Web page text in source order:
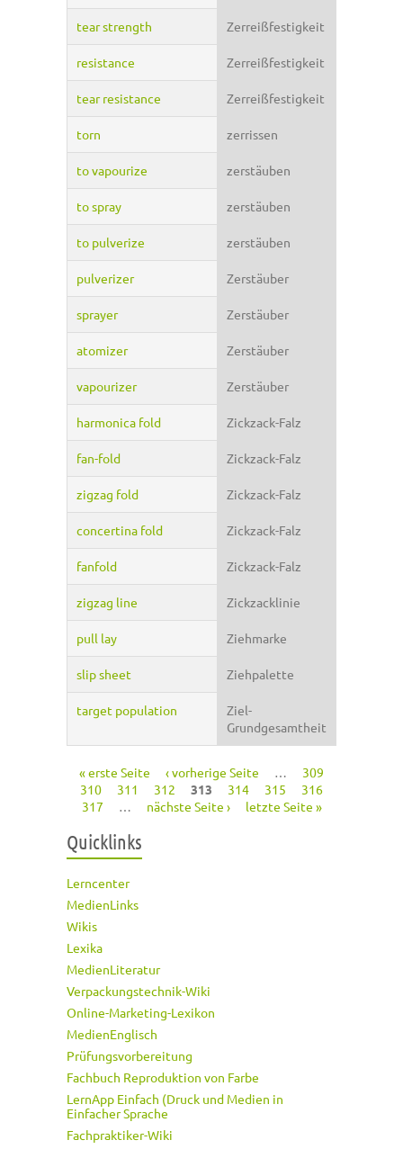
tear strength Zerreißfestigkeit
resistance Zerreißfestigkeit
tear resistance Zerreißfestigkeit
torn zerrissen
to vapourize zerstäuben
to spray zerstäuben
to pulverize zerstäuben
pulverizer Zerstäuber
sprayer Zerstäuber
atomizer Zerstäuber
vapourizer Zerstäuber
harmonica fold Zickzack-Falz
fan-fold Zickzack-Falz
zigzag fold Zickzack-Falz
concertina fold Zickzack-Falz
fanfold Zickzack-Falz
zigzag line Zickzacklinie
pull lay Ziehmarke
slip sheet Ziehpalette
target population
Ziel-
Grundgesamtheit
Seiten
« erste Seite ‹ vorherige Seite …
309
310
311 312 313 314 315
316
317
… nächste Seite › letzte Seite »
Quicklinks
Lerncenter
MedienLinks
Wikis
Lexika
MedienLiteratur
Verpackungstechnik-Wiki
Online-Marketing-Lexikon
MedienEnglisch
Prüfungsvorbereitung
Fachbuch Reproduktion von Farbe
LernApp Einfach (Druck und Medien in
Einfacher Sprache
Fachpraktiker-Wiki